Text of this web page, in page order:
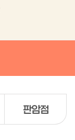
판암점